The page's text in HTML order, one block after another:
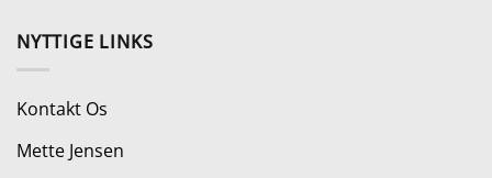
NYTTIGE LINKS
Kontakt Os
Mette Jensen